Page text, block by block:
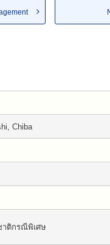
Chiba
าติกรณีพิเศษ